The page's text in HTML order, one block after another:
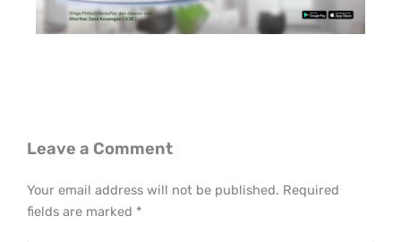
Leave a Comment
Your email address will not be published. Required
fields are marked *